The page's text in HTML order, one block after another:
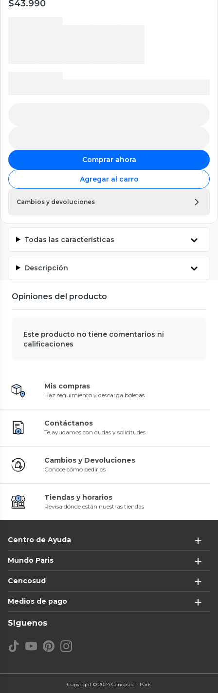
$43.990
Comprar ahora
Agregar al carro
Cambios y devoluciones
Todas las características
Descripción
Opiniones del producto
Este producto no tiene comentarios ni
calificaciones
Mis compras
Haz seguimiento y descarga boletas
Contáctanos
Te ayudamos con dudas y solicitudes
Cambios y Devoluciones
Conoce cómo pedirlos
Tiendas y horarios
Revisa dónde están nuestras tiendas
Centro de Ayuda
Mundo Paris
Cencosud
Medios de pago
Síguenos
Copyright © 2024 Cencosud - Paris